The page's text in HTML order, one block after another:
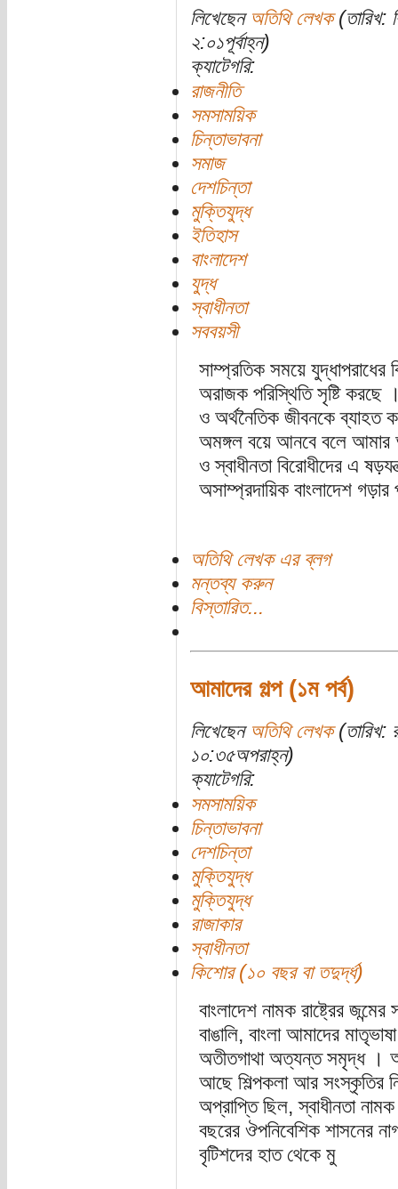
লিখেছেন অতিথি লেখক(তারিখ:
২:০১পূর্বাহ্ন)
ক্যাটেগরি:
রাজনীতি
সমসাময়িক
চিন্তাভাবনা
সমাজ
দেশচিন্তা
মুক্তিযুদ্ধ
ইতিহাস
বাংলাদেশ
যুদ্ধ
স্বাধীনতা
সববয়সী
সাম্প্রতিক সময়ে যুদ্ধাপরাধের
অরাজক পরিস্থিতি সৃষ্টি করছে
ও অর্থনৈতিক জীবনকে ব্যাহত
অমঙ্গল বয়ে আনবে বলে আমার
ও স্বাধীনতা বিরোধীদের এ
অসাম্প্রদায়িক বাংলাদেশ
অতিথি লেখক এর ব্লগ
মন্তব্য করুন
বিস্তারিত...
আমাদের গল্প (১ম পর্ব)
লিখেছেন অতিথি লেখক(তারিখ:
১০:৩৫অপরাহ্ন)
ক্যাটেগরি:
সমসাময়িক
চিন্তাভাবনা
দেশচিন্তা
মুক্তিযুদ্ধ
মুক্তিযুদ্ধ
রাজাকার
স্বাধীনতা
কিশোর (১০ বছর বা তদুর্দ্ধ)
বাংলাদেশ নামক রাষ্ট্রের
বাঙালি, বাংলা আমাদের
অতীতগাথা অত্যন্ত সমৃদ্ধ ।
আছে শিল্পকলা আর সংস্কৃতির
অপ্রাপ্তি ছিল, স্বাধীনতা
বছরের ঔপনিবেশিক শাসনের
বৃটিশদের হাত থেকে মু